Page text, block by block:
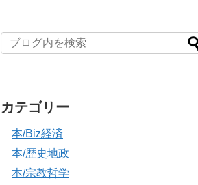
カテゴリー
本/Biz経済
本/歴史地政
本/宗教哲学